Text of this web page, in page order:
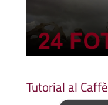
Tutorial al Caffè